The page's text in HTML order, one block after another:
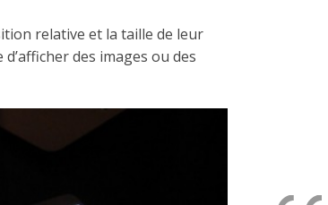
relative et la taille de leur
des images ou des